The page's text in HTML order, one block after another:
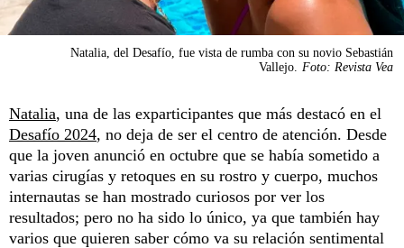
Natalia, del Desafío, fue vista de rumba con su novio Sebastián
Vallejo.
Foto: Revista Vea
Natalia, una de las exparticipantes que más destacó en el
Desafío 2024, no deja de ser el centro de atención. Desde
que la joven anunció en octubre que se había sometido a
varias cirugías y retoques en su rostro y cuerpo, muchos
internautas se han mostrado curiosos por ver los
resultados; pero no ha sido lo único, ya que también hay
varios que quieren saber cómo va su relación sentimental